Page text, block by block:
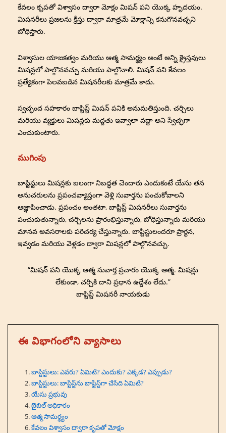
కేవలం కృపతో విశ్వాసం ద్వారా మోక్షం మిషన్ పని యొక్క హృదయం.
మిషనరీలు ప్రజలను క్రీస్తు ద్వారా మాత్రమే మోక్షాన్ని కనుగొనవచ్చని
బోధిస్తారు.
విశ్వాసుల యాజకత్వం మరియు ఆత్మ సామర్థ్యం అంటే అన్ని క్రైస్తవులు
మిషన్లలో పాల్గొనవచ్చు మరియు పాల్గొనాలి. మిషన్ పని కేవలం
ప్రత్యేకంగా పిలవబడిన మిషనరీలకు మాత్రమే కాదు.
స్వచ్ఛంద సహకారం బాప్టిస్ట్ మిషన్ పనికి అనుమతిస్తుంది. చర్చిలు
మరియు వ్యక్తులు మిషన్లకు మద్దతు ఇవ్వాలా వద్దా అని స్వేచ్ఛగా
ఎంచుకుంటారు.
ముగింపు
బాప్టిస్టులు మిషన్లకు బలంగా నిబద్ధత చెందారు ఎందుకంటే యేసు తన
అనుచరులను ప్రపంచవ్యాప్తంగా వెళ్లి సువార్తను పంచుకోవాలని
ఆజ్ఞాపించాడు. ప్రపంచం అంతటా, బాప్టిస్ట్ మిషనరీలు సువార్తను
పంచుకుతున్నారు, చర్చిలను ప్రారంభిస్తున్నారు, బోధిస్తున్నారు మరియు
మానవ అవసరాలకు పరిచర్య చేస్తున్నారు. బాప్టిస్టులందరూ ప్రార్థన,
ఇవ్వడం మరియు వెళ్లడం ద్వారా మిషన్లలో పాల్గొనవచ్చు.
“మిషన్ పని యొక్క ఆత్మ సువార్త ప్రచారం యొక్క ఆత్మ. మిషన్లు
లేకుండా, చర్చికి దాని ప్రధాన ఉద్దేశం లేదు.”
బాప్టిస్ట్ మిషనరీ నాయకుడు
ఈ విభాగంలోని వ్యాసాలు
బాప్టిస్టులు: ఎవరు? ఏమిటి? ఎందుకు? ఎక్కడ? ఎప్పుడు?
బాప్టిస్టులు: బాప్టిస్ట్‌ను బాప్టిస్ట్‌గా చేసేది ఏమిటి?
యేసు ప్రభువు
బైబిల్ అధికారం
ఆత్మ సామర్థ్యం
కేవలం విశ్వాసం ద్వారా కృపతో మోక్షం